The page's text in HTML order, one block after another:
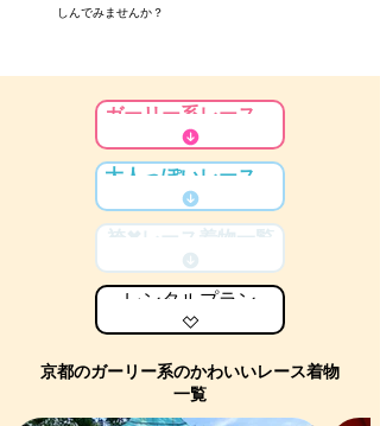
しんでみませんか？
ガーリー系レース着物
大人っぽいレース着物
袴✖︎レース着物一覧
レンタルプラン
京都のガーリー系のかわいいレース着物
一覧